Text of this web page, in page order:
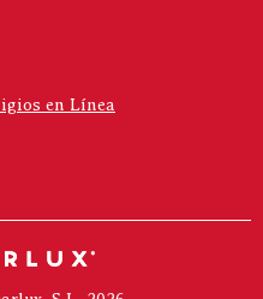
en Línea